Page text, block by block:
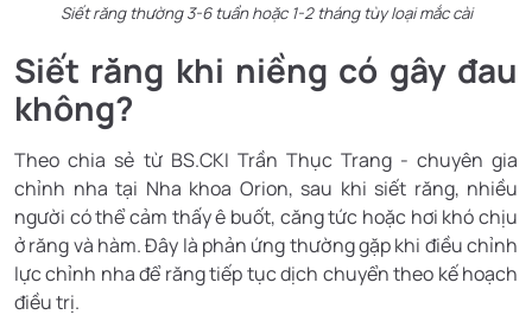
Siết răng thường 3-6 tuần hoặc 1-2 tháng tùy loại mắc cài
Siết răng khi niềng có gây đau
không?
Theo chia sẻ từ BS.CKI Trần Thục Trang - chuyên gia
chỉnh nha tại Nha khoa Orion, sau khi siết răng, nhiều
người có thể cảm thấy ê buốt, căng tức hoặc hơi khó chịu
ở răng và hàm. Đây là phản ứng thường gặp khi điều chỉnh
lực chỉnh nha để răng tiếp tục dịch chuyển theo kế hoạch
điều trị.